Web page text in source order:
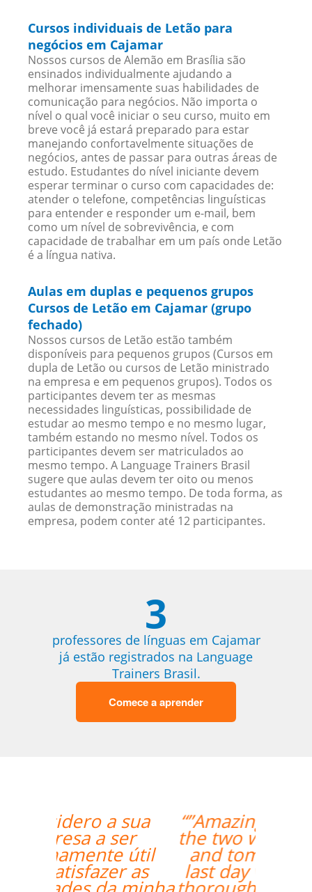
Cursos individuais de Letão para
negócios em Cajamar
Nossos cursos de Alemão em Brasília são
ensinados individualmente ajudando a
melhorar imensamente suas habilidades de
comunicação para negócios. Não importa o
nível o qual você iniciar o seu curso, muito em
breve você já estará preparado para estar
manejando confortavelmente situações de
negócios, antes de passar para outras áreas de
estudo. Estudantes do nível iniciante devem
esperar terminar o curso com capacidades de:
atender o telefone, competências linguísticas
para entender e responder um e-mail, bem
como um nível de sobrevivência, e com
capacidade de trabalhar em um país onde Letão
é a língua nativa.
Aulas em duplas e pequenos grupos
Cursos de Letão em Cajamar (grupo
fechado)
Nossos cursos de Letão estão também
disponíveis para pequenos grupos (Cursos em
dupla de Letão ou cursos de Letão ministrado
na empresa e em pequenos grupos). Todos os
participantes devem ter as mesmas
necessidades linguísticas, possibilidade de
estudar ao mesmo tempo e no mesmo lugar,
também estando no mesmo nível. Todos os
participantes devem ser matriculados ao
mesmo tempo. A Language Trainers Brasil
sugere que aulas devem ter oito ou menos
estudantes ao mesmo tempo. De toda forma, as
aulas de demonstração ministradas na
empresa, podem conter até 12 participantes.
3
professores de línguas em Cajamar
já estão registrados na Language
Trainers Brasil.
Comece a aprender
“”Amazing how quickly
the two weeks went by
and tomorrow is my
last day with Milena. I